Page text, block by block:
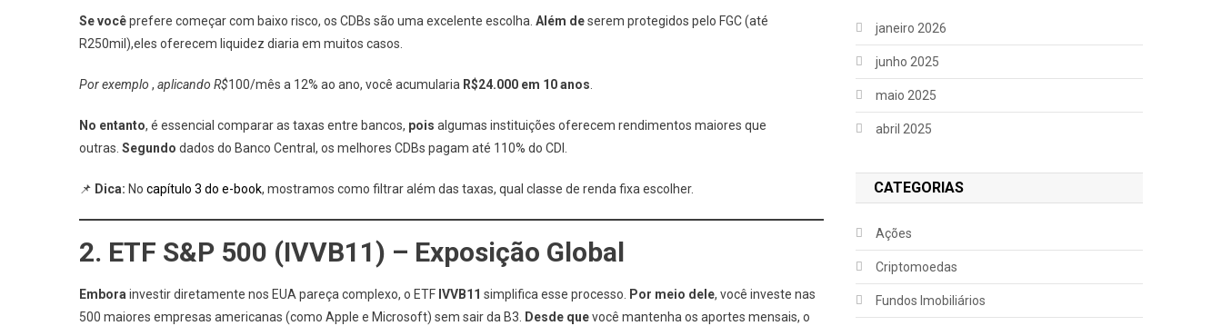
Se vocêprefere começar com baixo risco, os CDBs são uma excelente escolha. Além deserem protegidos pelo FGC (até
R250mil),eles oferecem liquidez diaria em muitos casos.
Por exemplo , aplicando R$100/mês a 12% ao ano, você acumularia R$24.000 em 10 anos
No entanto, é essencial comparar as taxas entre bancos, pois algumas instituições oferecem rendimentos maiores que
outras. Segundo dados do Banco Central, os melhores CDBs pagam até 110% do CDI.
📌 Dica: No capítulo 3 do e-book, mostramos como filtrar além das taxas, qual classe de renda fixa escolher.
2. ETF S&P 500 (IVVB11) – Exposição Global
Embora investir diretamente nos EUA pareça complexo, o ETF IVVB11 simplifica esse processo. Por meio dele, você investe nas
500 maiores empresas americanas (como Apple e Microsoft) sem sair da B3.
Desde quevocê mantenha os aportes mensais, o
janeiro 2026
junho 2025
maio 2025
abril 2025
CATEGORIAS
Ações
Criptomoedas
Fundos Imobiliários